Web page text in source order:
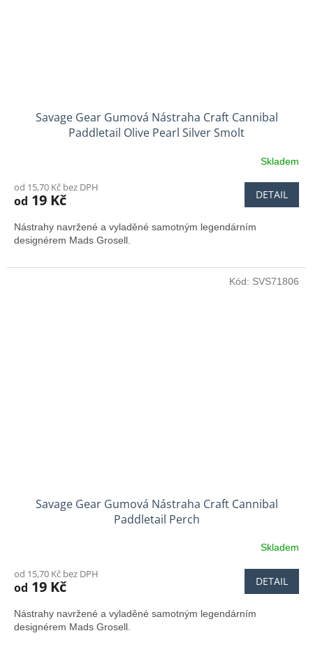
Savage Gear Gumová Nástraha Craft Cannibal
Paddletail Olive Pearl Silver Smolt
Skladem
od 15,70 Kč bez DPH
od 19 Kč DETAIL
Nástrahy navržené a vyladěné samotným legendárním
designérem Mads Grosell.
Savage Gear Gumová Nástraha Craft Cannibal
Paddletail Perch
Skladem
od 15,70 Kč bez DPH
od 19 Kč DETAIL
Nástrahy navržené a vyladěné samotným legendárním
designérem Mads Grosell.
Kód: SVS71806